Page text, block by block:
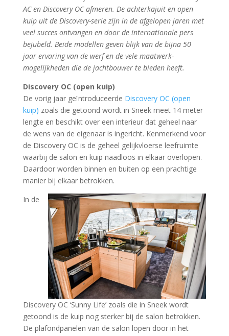
AC en Discovery OC afmeren. De achterkajuit en open
kuip uit de Discovery-serie zijn in de afgelopen jaren met
veel succes ontvangen en door de internationale pers
bejubeld. Beide modellen geven blijk van de bijna 50
jaar ervaring van de werf en de vele maatwerk-
mogelijkheden die de jachtbouwer te bieden heeft.
Discovery OC (open kuip)
De vorig jaar geïntroduceerde Discovery OC (open
kuip) zoals die getoond wordt in Sneek meet 14 meter
lengte en beschikt over een interieur dat geheel naar
de wens van de eigenaar is ingericht. Kenmerkend voor
de Discovery OC is de geheel gelijkvloerse leefruimte
waarbij de salon en kuip naadloos in elkaar overlopen.
Daardoor worden binnen en buiten op een prachtige
manier bij elkaar betrokken.
In de
Discovery OC ‘Sunny Life’ zoals die in Sneek wordt
getoond is de kuip nog sterker bij de salon betrokken.
De plafondpanelen van de salon lopen door in het